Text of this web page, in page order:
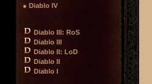
● Diablo IV
Diablo III: RoS
Diablo III
Diablo II: LoD
Diablo II
Diablo I